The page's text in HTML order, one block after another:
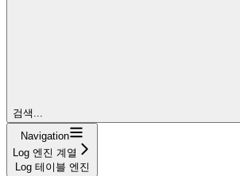
검색...
Navigation
Log 엔진 계열
Log 테이블 엔진